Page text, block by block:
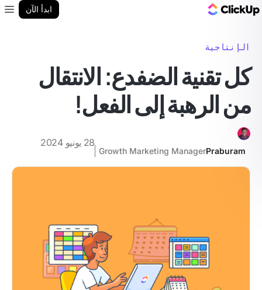
ابدأ الآن
الإنتاجية
كل تقنية الضفدع: الانتقال
من الرهبة إلى الفعل!
Praburam
Growth Marketing Manager
28 يونيو 2024